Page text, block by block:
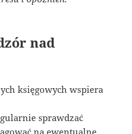
nad
księgowych wspiera
sprawdzać
na ewentualne